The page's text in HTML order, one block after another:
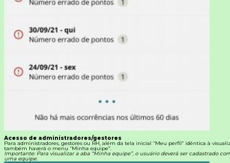
Acesso de administradores/gestores
Para administradores, gestores ou RH, além da tela inicial “Meu perfil” idêntica à
também haverá o menu “Minha equipe”.
Importante: Para visualizar a aba “Minha equipe”, o usuário deverá ser cadastrado
uma equipe.